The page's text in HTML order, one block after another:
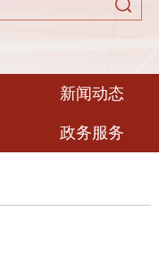
新闻动态
政务服务